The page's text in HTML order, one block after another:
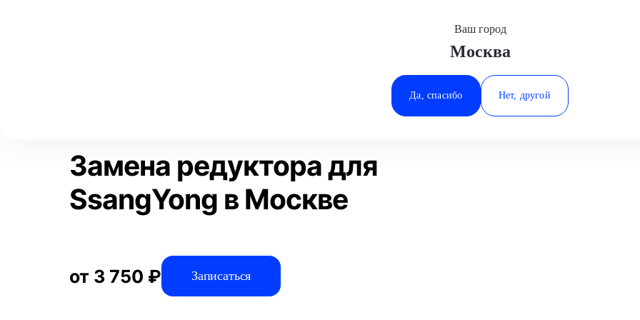
Минеральные Воды
Ростов-на-Дону
Ставрополь
Ваш город
Москва
Да, спасибо Нет, другой
SsangYong
Статьи
Замена редуктора для
SsangYong в Москве
от 3 750 ₽ Записаться